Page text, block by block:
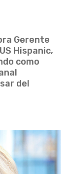
Gerente
Hispanic,
como
del